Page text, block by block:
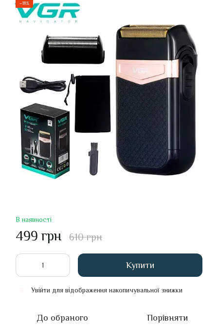
−18%
В наявності
499 грн 610 грн
Купити
Увійти для відображення накопичувальної знижки
До обраного Порівняти